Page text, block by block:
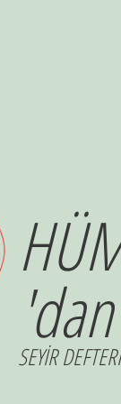
'dan
SEYİR DEFTERİ